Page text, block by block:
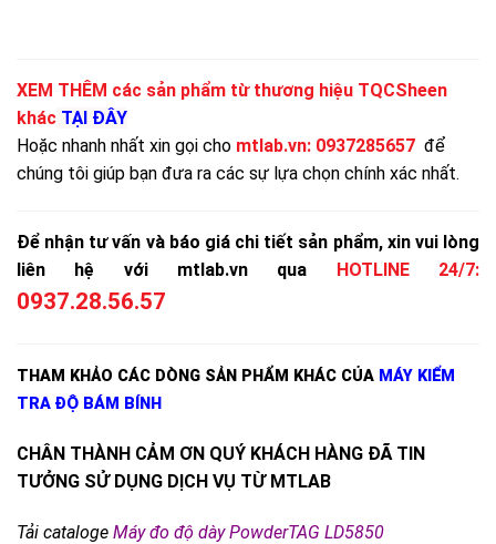
XEM THÊM các sản phẩm từ thương hiệu TQCSheen
khác TẠI ĐÂY
Hoặc nhanh nhất xin gọi cho mtlab.vn: 0937285657 để
chúng tôi giúp bạn đưa ra các sự lựa chọn chính xác nhất.
Để nhận tư vấn và báo giá chi tiết sản phẩm, xin vui lòng
liên hệ với mtlab.vn qua
HOTLINE 24/7:
0937.28.56.57
THAM KHẢO CÁC DÒNG SẢN PHẨM KHÁC CỦA MÁY KIỂM
TRA ĐỘ BÁM BÍNH
CHÂN THÀNH CẢM ƠN QUÝ KHÁCH HÀNG ĐÃ TIN
TƯỞNG SỬ DỤNG DỊCH VỤ TỪ MTLAB
Tải cataloge Máy đo độ dày PowderTAG LD5850